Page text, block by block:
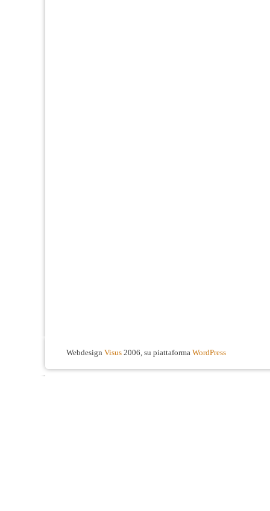
Webdesign Visus 2006, su piattaforma WordPress